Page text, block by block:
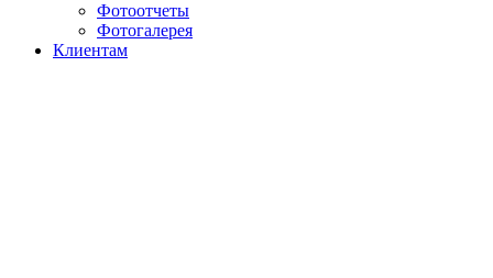
Фотоотчеты
Фотогалерея
Клиентам